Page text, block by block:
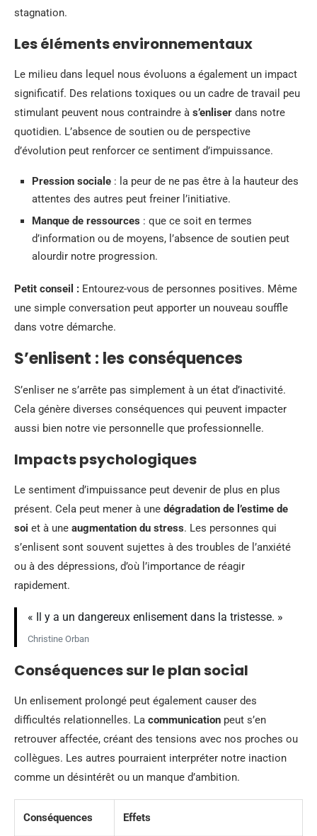
stagnation.
Les éléments environnementaux
Le milieu dans lequel nous évoluons a également un impact
significatif. Des relations toxiques ou un cadre de travail peu
stimulant peuvent nous contraindre à s’enliser dans notre
quotidien. L’absence de soutien ou de perspective
d’évolution peut renforcer ce sentiment d’impuissance.
Pression sociale : la peur de ne pas être à la hauteur des
attentes des autres peut freiner l’initiative.
Manque de ressources : que ce soit en termes
d’information ou de moyens, l’absence de soutien peut
alourdir notre progression.
Petit conseil : Entourez-vous de personnes positives. Même
une simple conversation peut apporter un nouveau souffle
dans votre démarche.
S’enlisent : les conséquences
S’enliser ne s’arrête pas simplement à un état d’inactivité.
Cela génère diverses conséquences qui peuvent impacter
aussi bien notre vie personnelle que professionnelle.
Impacts psychologiques
Le sentiment d’impuissance peut devenir de plus en plus
présent. Cela peut mener à une dégradation de l’estime de
soi et à une augmentation du stress. Les personnes qui
s’enlisent sont souvent sujettes à des troubles de l’anxiété
ou à des dépressions, d’où l’importance de réagir
rapidement.
« Il y a un dangereux enlisement dans la tristesse. »
Christine Orban
Conséquences sur le plan social
Un enlisement prolongé peut également causer des
difficultés relationnelles. La communication peut s’en
retrouver affectée, créant des tensions avec nos proches ou
collègues. Les autres pourraient interpréter notre inaction
comme un désintérêt ou un manque d’ambition.
Conséquences Effets